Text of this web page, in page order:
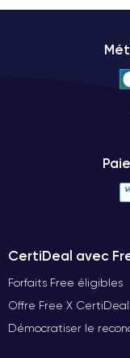
CertiDeal avec
Forfaits Free éligibles
Offre Free X CertiDeal
Démocratiser le